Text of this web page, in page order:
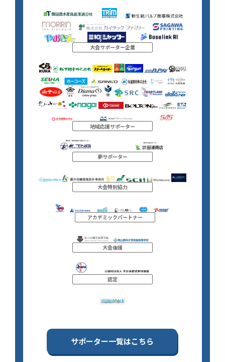
大会サポーター企業
地域応援サポーター
夢サポーター
大会特別協力
アカデミックパートナー
大会後援
認定
サポーター一覧はこちら